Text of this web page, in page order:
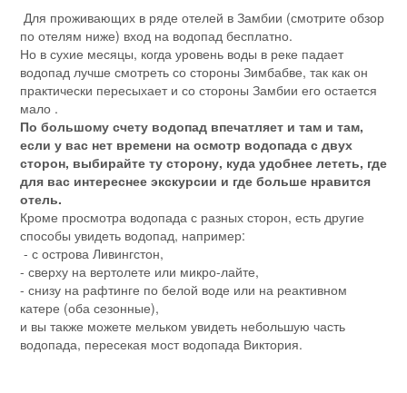
Для проживающих в ряде отелей в Замбии (смотрите обзор
по отелям ниже) вход на водопад бесплатно.
Но в сухие месяцы, когда уровень воды в реке падает
водопад лучше смотреть со стороны Зимбабве, так как он
практически пересыхает и со стороны Замбии его остается
мало .
По большому счету водопад впечатляет и там и там,
если у вас нет времени на осмотр водопада с двух
сторон, выбирайте ту сторону, куда удобнее лететь, где
для вас интереснее экскурсии и где больше нравится
отель.
Кроме просмотра водопада с разных сторон, есть другие
способы увидеть водопад, например:
- с острова Ливингстон,
- сверху на вертолете или микро-лайте,
- снизу на рафтинге по белой воде или на реактивном
катере (оба сезонные),
и вы также можете мельком увидеть небольшую часть
водопада, пересекая мост водопада Виктория.